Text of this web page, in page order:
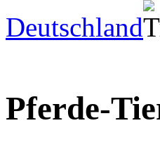
Deutschland
Pferde-